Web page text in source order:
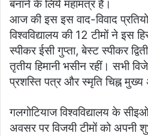
बनाने के लिये महामंत्र हैं।
आज की इस इस वाद-विवाद
विश्वविद्यालय की 12 टीमों ने इस
स्पीकर ईसी गुप्ता, बेस्ट स्पीकर
तृतीय हिमानी भसीन रहीं। सभी
प्रशस्ति पत्र और स्मृति चिह्न मुख्य
गलगोटियाज विश्वविद्यालय के
अवसर पर विजयी टीमों को अपनी